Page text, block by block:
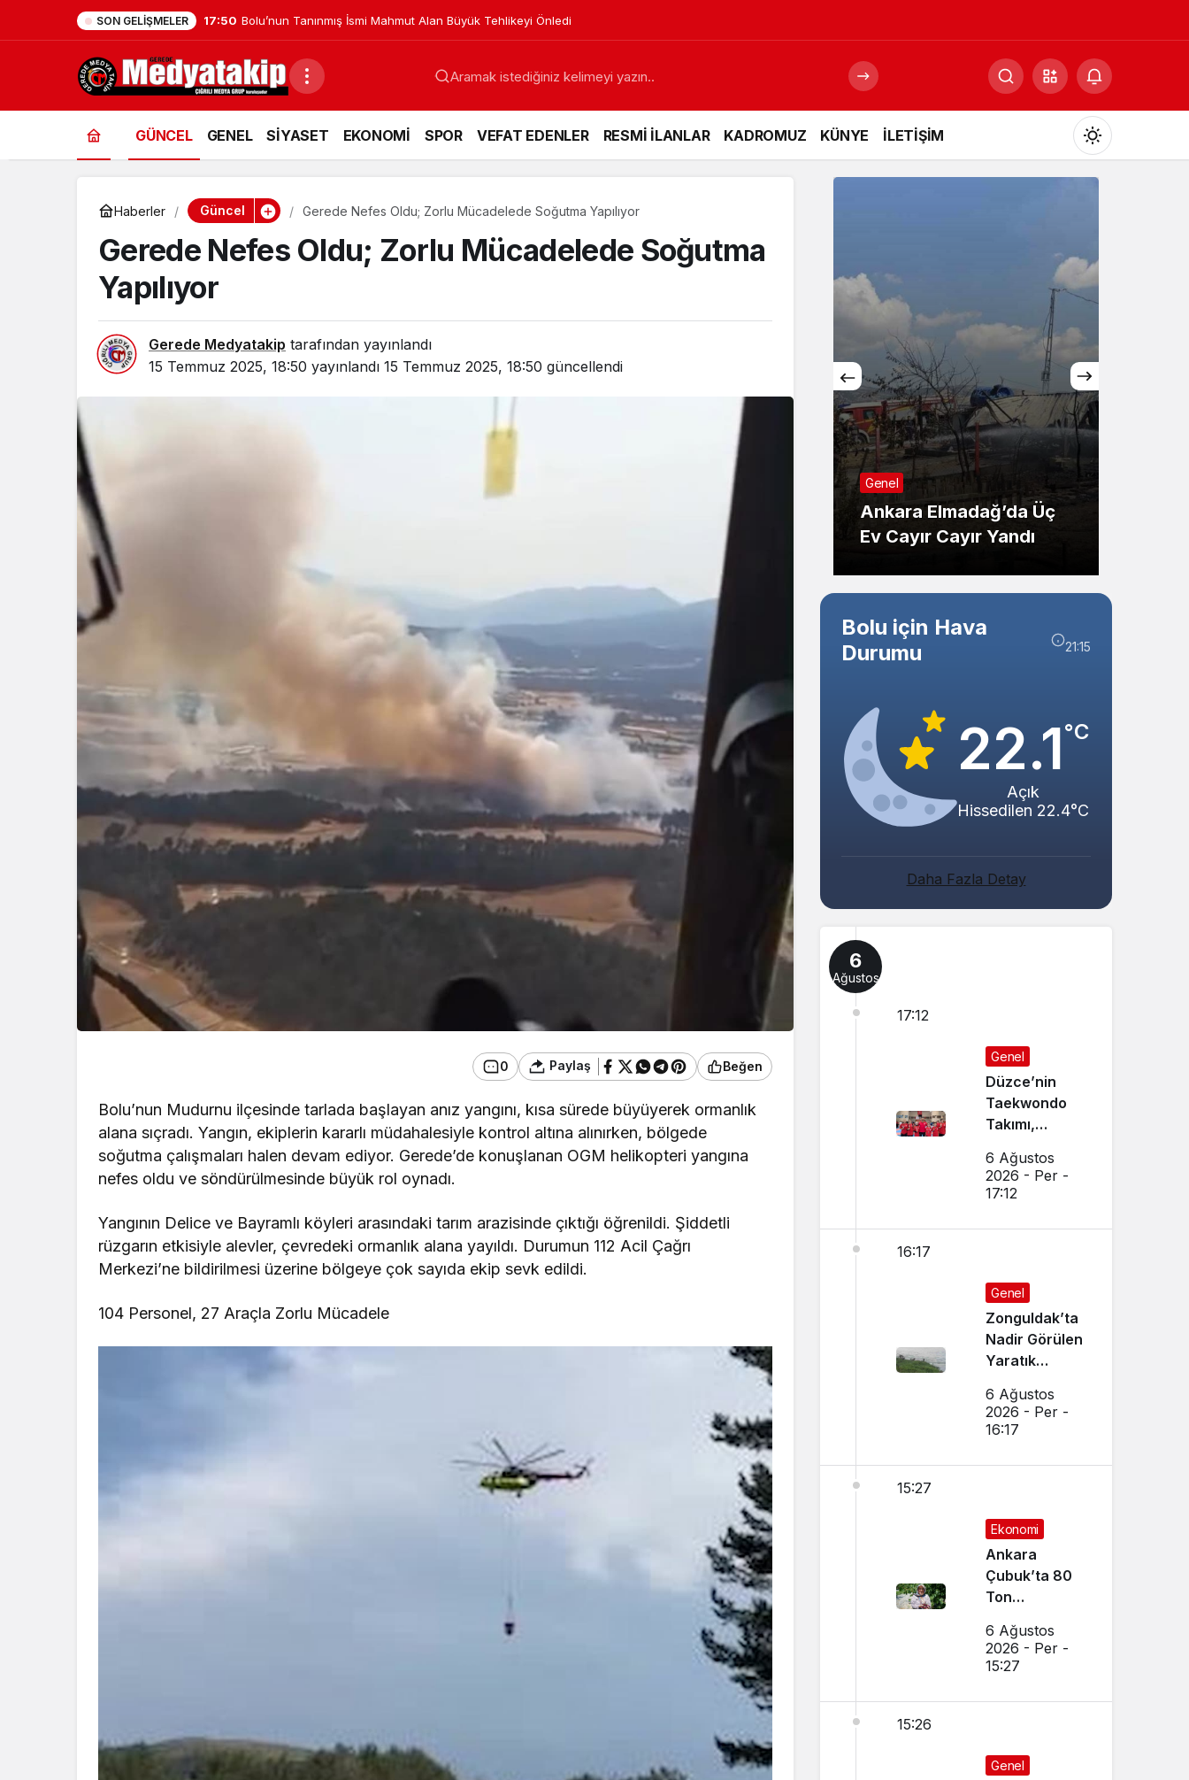
SON GELIŞMELER 17:41 Düzce Üniversitesi Ekibi Slovenya’dan Ses Verdi
GÜNCEL GENEL SİYASET EKONOMİ SPOR VEFAT EDENLER RESMİ İLANLAR KADROMUZ KÜNYE İLETİŞİM
Mod
değiştir
Gece Modu
Gece modunu seçin.
Sistem Modu
Sistem modunu seçin.
Haberler Güncel Gerede Nefes Oldu; Zorlu Mücadelede Soğutma Yapılıyor
Gerede Nefes Oldu; Zorlu Mücadelede Soğutma
Yapılıyor
Gerede Medyatakip tarafından yayınlandı
15 Temmuz 2025, 18:50 yayınlandı 15 Temmuz 2025, 18:50 güncellendi
0 Paylaş Beğen
Bolu’nun Mudurnu ilçesinde tarlada başlayan anız yangını, kısa sürede büyüyerek ormanlık
alana sıçradı. Yangın, ekiplerin kararlı müdahalesiyle kontrol altına alınırken, bölgede
soğutma çalışmaları halen devam ediyor. Gerede’de konuşlanan OGM helikopteri yangına
nefes oldu ve söndürülmesinde büyük rol oynadı.
Yangının Delice ve Bayramlı köyleri arasındaki tarım arazisinde çıktığı öğrenildi. Şiddetli
rüzgarın etkisiyle alevler, çevredeki ormanlık alana yayıldı. Durumun 112 Acil Çağrı
Merkezi’ne bildirilmesi üzerine bölgeye çok sayıda ekip sevk edildi.
104 Personel, 27 Araçla Zorlu Mücadele
Bolu’nun Tanınmış İsmi
Düzce Üniversitesi Ekibi
Slovenya’dan Ses Verdi
Genel
Ankara Elmadağ’da Üç
Ev Cayır Cayır Yandı
Bolu için Hava
Durumu
21:15
22.1°C
Açık
Hissedilen 22.4°C
Daha Fazla Detay
6
Ağustos
17:12
Genel
Düzce’nin
Taekwondo
Takımı,
Başarı
Sağladı
6 Ağustos
2026 - Per -
17:12
16:17
Genel
Zonguldak’ta
Nadir Görülen
Yaratık
6 Ağustos
2026 - Per -
16:17
15:27
Ekonomi
Ankara
Çubuk’ta 80
Ton
6 Ağustos
2026 - Per -
15:27
15:26
Genel